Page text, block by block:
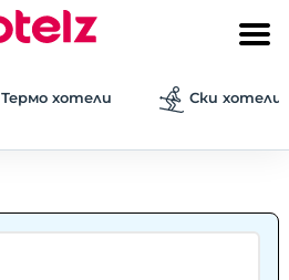
Термо хотели Ски хотели